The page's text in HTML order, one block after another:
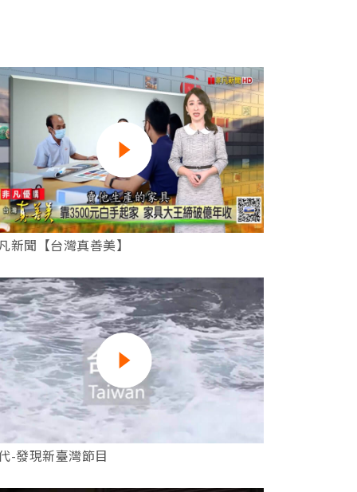
新聞【台灣真善美】
-發現新臺灣節目